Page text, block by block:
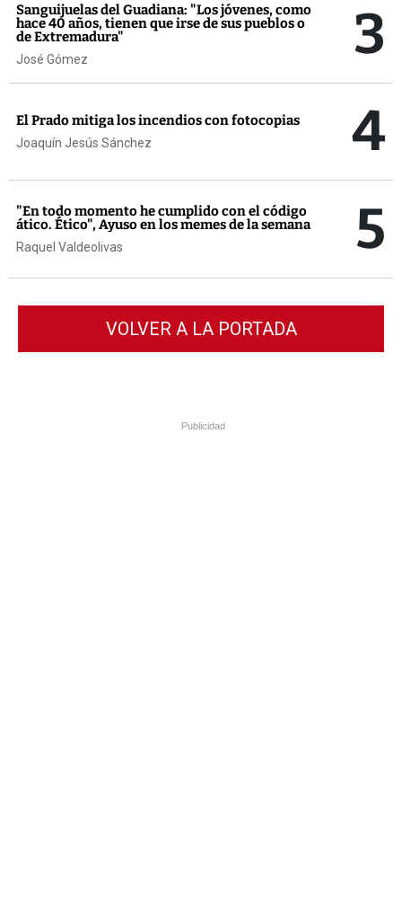
Sanguijuelas del Guadiana: "Los jóvenes, como
hace 40 años, tienen que irse de sus pueblos o
de Extremadura"
José Gómez 3
El Prado mitiga los incendios con fotocopias
Joaquín Jesús Sánchez 4
"En todo momento he cumplido con el código
ático. Ético", Ayuso en los memes de la semana
Raquel Valdeolivas 5
VOLVER A LA PORTADA
Publicidad